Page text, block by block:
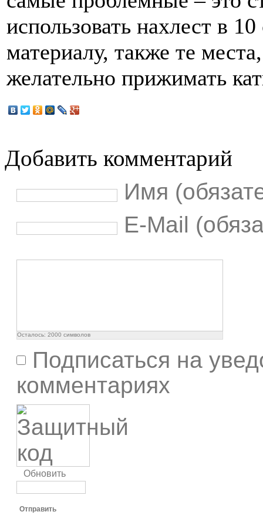
использовать нахлест в
материалу, также те
желательно прижимать
Добавить комментарий
Имя
E-Mail
Осталось: 2000 символов
Подписаться на
комментариях
Обновить
Отправить